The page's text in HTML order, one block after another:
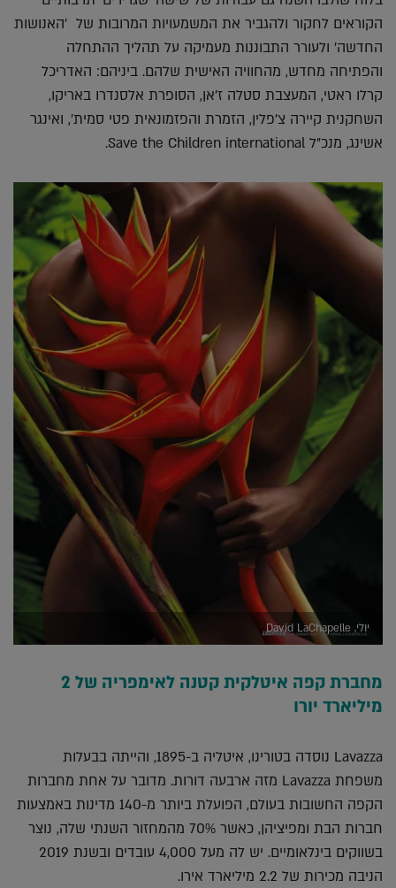
הקוראים לחקור ולהגביר את המשמעויות המרובות של 'האנושות
החדשה' ולעורר התבוננות מעמיקה על תהליך ההתחלה
והפתיחה מחדש, מהחוויה האישית שלהם. ביניהם: האדריכל
קרלו ראטי, המעצבת סטלה ז'אן, הסופרת אלסנדרו באריקו,
השחקנית קיירה צ'פלין, הזמרת והפזמונאית פטי סמית', ואינגר
אשינג, מנכ"ל Save the Children international.
יולי, David LaChapelle
מחברת קפה איטלקית קטנה לאימפריה של 2
מיליארד יורו
Lavazza נוסדה בטורינו, איטליה ב-1895, והייתה בבעלות
משפחת Lavazza מזה ארבעה דורות. מדובר על אחת מחברות
הקפה החשובות בעולם, הפועלת ביותר מ-140 מדינות באמצעות
חברות הבת ומפיציהן, כאשר 70% מהמחזור השנתי שלה, נוצר
בשווקים בינלאומיים. יש לה מעל 4,000 עובדים ובשנת 2019
הניבה מכירות של 2.2 מיליארד אירו.